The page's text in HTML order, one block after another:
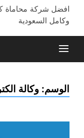
افضل شركة محاماة
وكامل السعودية
الوسم: وكالة